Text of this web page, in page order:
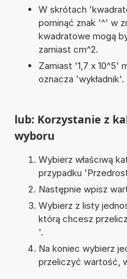
W skrótach
pominąć znak '^' w
kwadratowe mogą
zamiast cm^2.
Zamiast '1,7 x 10^5'
oznacza 'wykładnik'.
lub: Korzystanie z
wyboru
Wybierz właściwą
przypadku '
Następnie wpisz
Wybierz z listy
którą chcesz
'.
Na koniec wybierz
przeliczyć wartość,